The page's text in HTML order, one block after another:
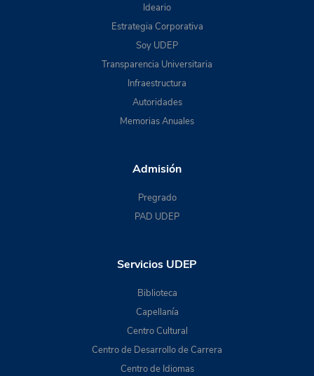
Ideario
Estrategia Corporativa
Soy UDEP
Transparencia Universitaria
Infraestructura
Autoridades
Memorias Anuales
Admisión
Pregrado
PAD UDEP
Servicios UDEP
Biblioteca
Capellanía
Centro Cultural
Centro de Desarrollo de Carrera
Centro de Idiomas